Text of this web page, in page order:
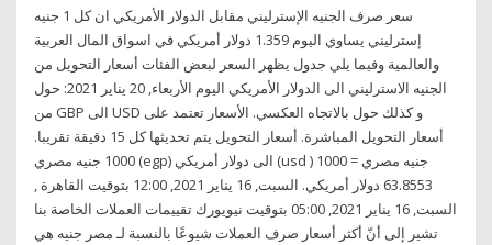
سعر صرف الجنيه الإسترليني مقابل الدولار الأمريكي ان كل 1 جنيه
إسترليني يساوي اليوم 1.359 دولار أمريكي في اسواق المال العربية
والعالمية وفيما يلي جدول يظهر السعر لبعض الفئات أسعار التحويل من
الجنيه الاسترليني الى الدولار الأمريكي اليوم الأربعاء, 20 يناير 2021: حول
من GBP الى USD و كذلك حول بالاتجاه العكسي. الأسعار تعتمد على
أسعار التحويل المباشرة. أسعار التحويل يتم تحديثها كل 15 دقيقة تقريبا.
1000 جنيه مصري (egp) الى دولار أمريكي (usd ) 1000 جنيه مصري =
63.8553 دولار أمريكي. السبت, 16 يناير 2021, 12:00 بتوقيت القاهرة ,
السبت, 16 يناير 2021, 05:00 بتوقيت نيويورك تقييمات العملات الخاصة بنا
تشير إلى أنّ أكثر أسعار صرف العملات شيوعًا بالنسبة لـ مصر جنيه هي